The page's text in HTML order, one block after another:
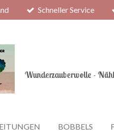
Schneller Service
Wunderzauberwolle -
BOBBELS